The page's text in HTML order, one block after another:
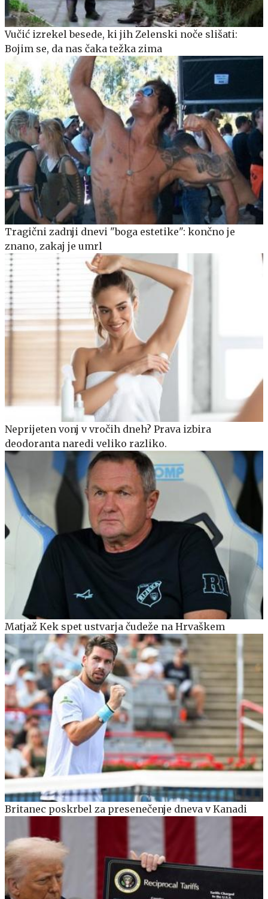
Vučić izrekel besede, ki jih Zelenski noče slišati:
Bojim se, da nas čaka težka zima
Tragični zadnji dnevi "boga estetike": končno je
znano, zakaj je umrl
Neprijeten vonj v vročih dneh? Prava izbira
deodoranta naredi veliko razliko.
Matjaž Kek spet ustvarja čudeže na Hrvaškem
Britanec poskrbel za presenečenje dneva v Kanadi